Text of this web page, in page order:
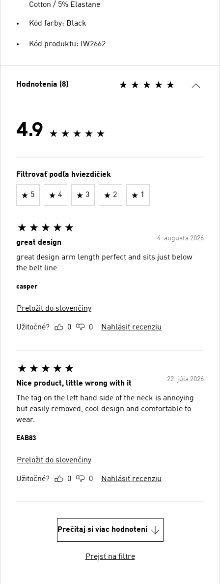
Cotton / 5% Elastane
Kód farby: Black
Kód produktu: IW2662
Hodnotenia (8)
4.9
Filtrovať podľa hviezdičiek
5 4 3 2 1
4. augusta 2026
great design
great design arm length perfect and sits just below
the belt line
casper
Preložiť do slovenčiny
Užitočné? 0 0 Nahlásiť recenziu
22. júla 2026
Nice product, little wrong with it
The tag on the left hand side of the neck is annoying
but easily removed, cool design and comfortable to
wear.
EAB83
Preložiť do slovenčiny
Užitočné? 0 0 Nahlásiť recenziu
Prečítaj si viac hodnotení
Prejsť na filtre